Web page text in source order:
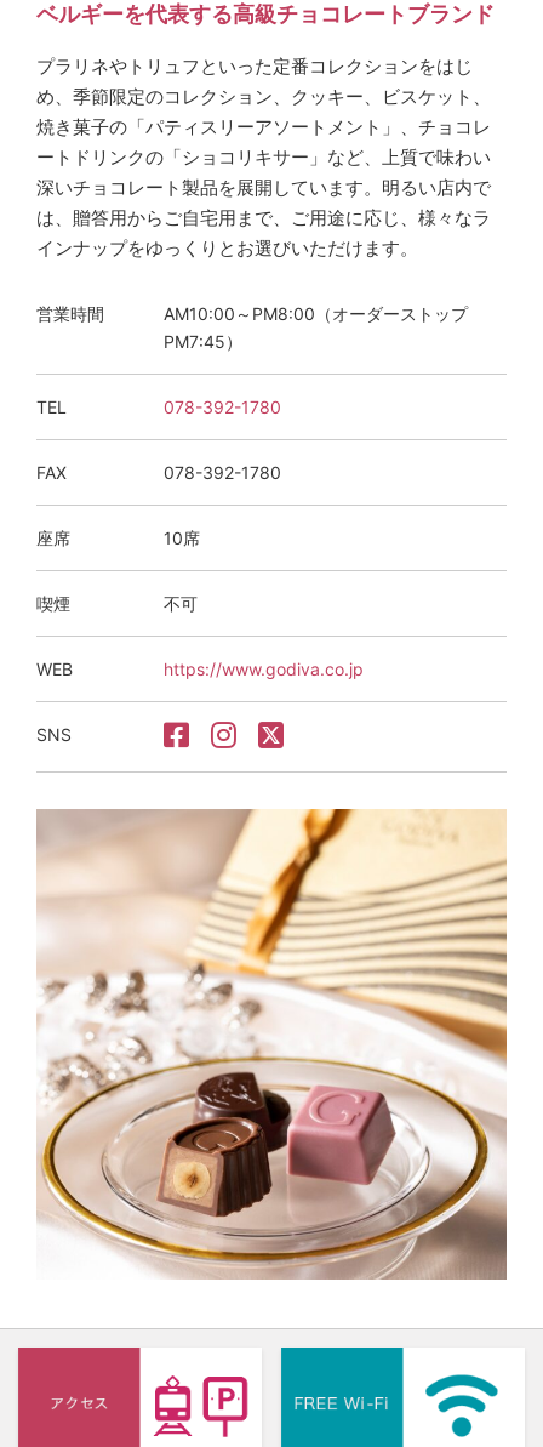
ベルギーを代表する高級チョコレートブランド
プラリネやトリュフといった定番コレクションをはじ
め、季節限定のコレクション、クッキー、ビスケット、
焼き菓子の「パティスリーアソートメント」、チョコレ
ートドリンクの「ショコリキサー」など、上質で味わい
深いチョコレート製品を展開しています。明るい店内で
は、贈答用からご自宅用まで、ご用途に応じ、様々なラ
インナップをゆっくりとお選びいただけます。
営業時間
AM10:00～PM8:00（オーダーストップ
PM7:45）
TEL 078-392-1780
FAX 078-392-1780
座席 10席
喫煙 不可
WEB https://www.godiva.co.jp
SNS